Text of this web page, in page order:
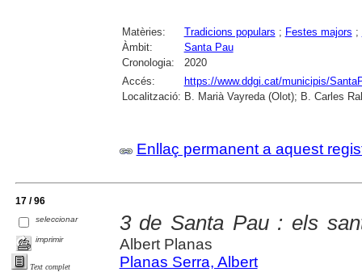
Matèries: Tradicions populars ; Festes majors ;
Àmbit:
Santa Pau
Cronologia:
2020
Accés:
https://www.ddgi.cat/municipis/
Localització: B. Marià Vayreda (Olot); B. Carles
Enllaç permanent a aquest
17 / 96
seleccionar
imprimir
Text complet
3 de Santa Pau : els
Albert Planas
Planas Serra, Albert